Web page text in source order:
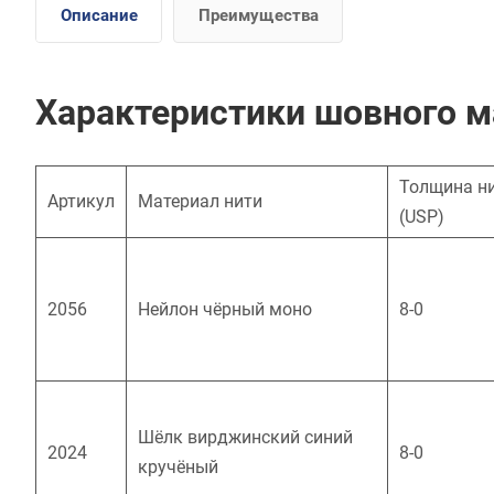
Описание Преимущества
Характеристики шовного
Артикул Материал нити
Толщина
(USP)
2056 Нейлон чёрный моно 8-0
2024
Шёлк вирджинский синий
кручёный
8-0